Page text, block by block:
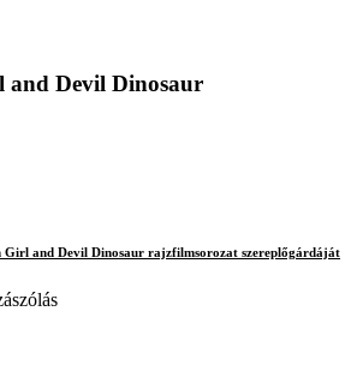
Devil Dinosaur
Girl and Devil Dinosaur rajzfilmsorozat szereplőgárdáját